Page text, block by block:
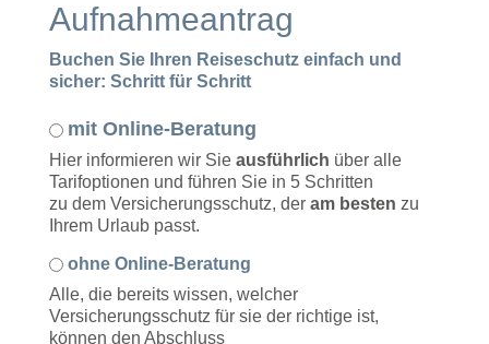
Aufnahmeantrag
Buchen Sie Ihren Reiseschutz einfach und
sicher: Schritt für Schritt
mit Online-Beratung
Hier informieren wir Sie ausführlich über alle
Tarifoptionen und führen Sie in 5 Schritten
zu dem Versicherungsschutz, der am besten zu
Ihrem Urlaub passt.
ohne Online-Beratung
Alle, die bereits wissen, welcher
Versicherungsschutz für sie der richtige ist,
können den Abschluss